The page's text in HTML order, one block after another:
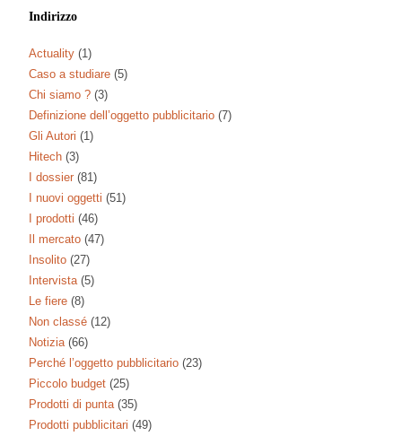
Indirizzo
Actuality (1)
Caso a studiare (5)
Chi siamo ? (3)
Definizione dell’oggetto pubblicitario (7)
Gli Autori (1)
Hitech (3)
I dossier (81)
I nuovi oggetti (51)
I prodotti (46)
Il mercato (47)
Insolito (27)
Intervista (5)
Le fiere (8)
Non classé (12)
Notizia (66)
Perché l’oggetto pubblicitario (23)
Piccolo budget (25)
Prodotti di punta (35)
Prodotti pubblicitari (49)